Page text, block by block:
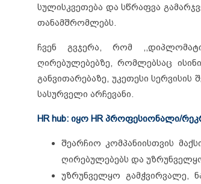
სულისკვეთება და სწრაფვა
თანამშრომლებს.
ჩვენ გვჯერა, რომ
ღირებულებებზე, რომლებსაც
განვითარებაზე, უკეთესი
სასურველი არჩევანი.
HR hub: იყო HR პროფესიონალი/
შეარჩიო კომპანიისთვის
ღირებულებებს და
უზრუნველყო გამჭვირვალე,